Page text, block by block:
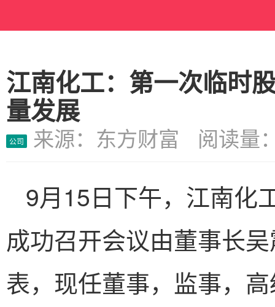
江南化工：第一次临时
量发展
公司 来源：东方财富 阅读
9月15日下午，江南化
成功召开会议由董事长
表，现任董事，监事，